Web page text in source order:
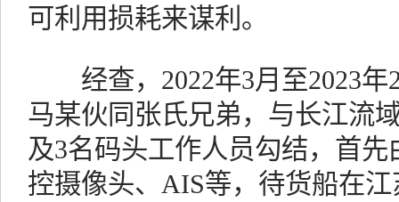
可利用损耗来谋利。
经查，2022年3月至2023年
马某伙同张氏兄弟，与长江流
及3名码头工作人员勾结，首
控摄像头、AIS等，待货船在